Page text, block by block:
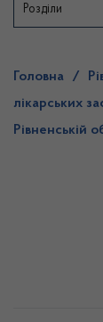
Розділи
Головна /
лікарських
Рівненській